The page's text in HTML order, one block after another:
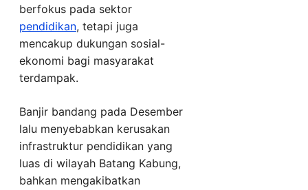
berfokus pada sektor
pendidikan, tetapi juga
mencakup dukungan sosial-
ekonomi bagi masyarakat
terdampak.
Banjir bandang pada Desember
lalu menyebabkan kerusakan
infrastruktur pendidikan yang
luas di wilayah Batang Kabung,
bahkan mengakibatkan